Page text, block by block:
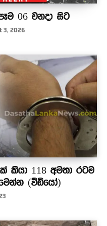
06 වනදා සිට
3, 2026
කියා 118 අමතා රටම
(වීඩියෝ)